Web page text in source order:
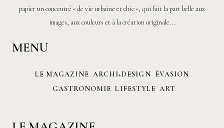
papier un concentré « de vie urbaine et chic », qui fait la part belle aux
images, aux couleurs et à la création originale...
MENU
LE MAGAZINE ARCHI+DESIGN ÉVASION
GASTRONOMIE LIFESTYLE ART